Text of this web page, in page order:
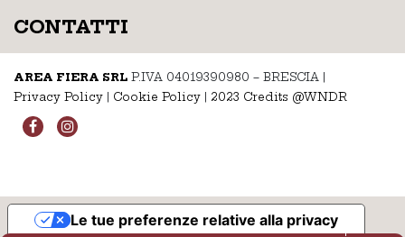
CONTATTI
AREA FIERA SRL P.IVA 04019390980 – BRESCIA
Privacy Policy
Cookie Policy 2023 Credits @WNDR
Le tue preferenze relative alla privacy